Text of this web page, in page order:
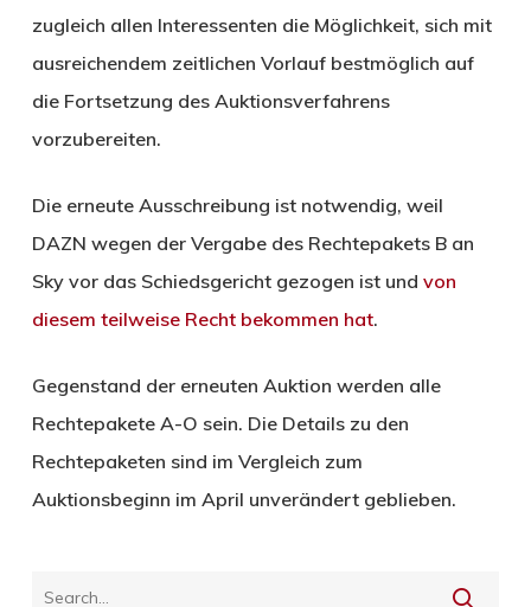
zugleich allen Interessenten die Möglichkeit, sich mit
ausreichendem zeitlichen Vorlauf bestmöglich auf
die Fortsetzung des Auktionsverfahrens
vorzubereiten.
Die erneute Ausschreibung ist notwendig, weil
DAZN wegen der Vergabe des Rechtepakets B an
Sky vor das Schiedsgericht gezogen ist und von
diesem teilweise Recht bekommen hat.
Gegenstand der erneuten Auktion werden alle
Rechtepakete A-O sein. Die Details zu den
Rechtepaketen sind im Vergleich zum
Auktionsbeginn im April unverändert geblieben.